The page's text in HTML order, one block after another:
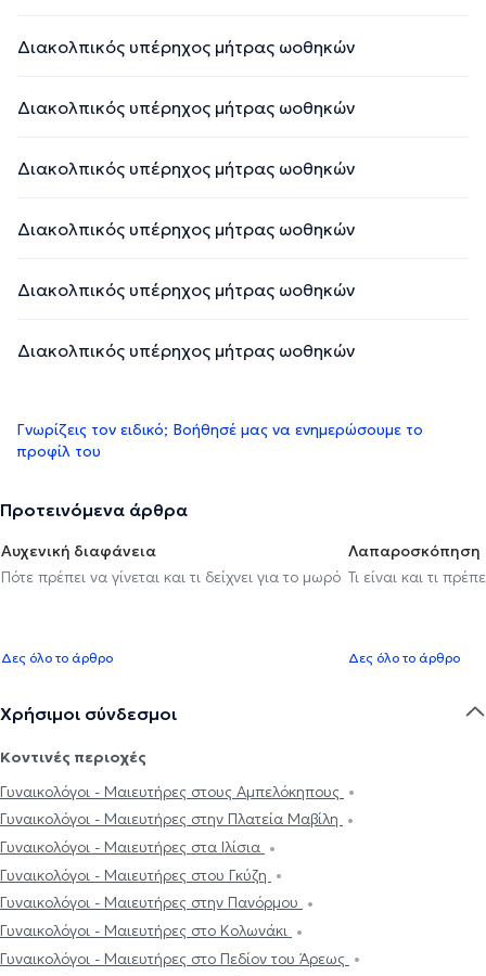
Διακολπικός υπέρηχος μήτρας ωοθηκών
Διακολπικός υπέρηχος μήτρας ωοθηκών
Διακολπικός υπέρηχος μήτρας ωοθηκών
Διακολπικός υπέρηχος μήτρας ωοθηκών
Διακολπικός υπέρηχος μήτρας ωοθηκών
Διακολπικός υπέρηχος μήτρας ωοθηκών
Γνωρίζεις τον ειδικό; Βοήθησέ μας να ενημερώσουμε το
προφίλ του
Προτεινόμενα άρθρα
Αυχενική διαφάνεια
Πότε πρέπει να γίνεται και τι δείχνει για το μωρό
Δες όλο το άρθρο
Λαπαροσκόπηση
Τι είναι και τι
Δες όλο το άρθρο
Χρήσιμοι σύνδεσμοι
Κοντινές περιοχές
Γυναικολόγοι - Μαιευτήρες στους Αμπελόκηπους
Γυναικολόγοι - Μαιευτήρες στην Πλατεία Μαβίλη
Γυναικολόγοι - Μαιευτήρες στα Ιλίσια
Γυναικολόγοι - Μαιευτήρες στου Γκύζη
Γυναικολόγοι - Μαιευτήρες στην Πανόρμου
Γυναικολόγοι - Μαιευτήρες στο Κολωνάκι
Γυναικολόγοι - Μαιευτήρες στο Πεδίον του Άρεως